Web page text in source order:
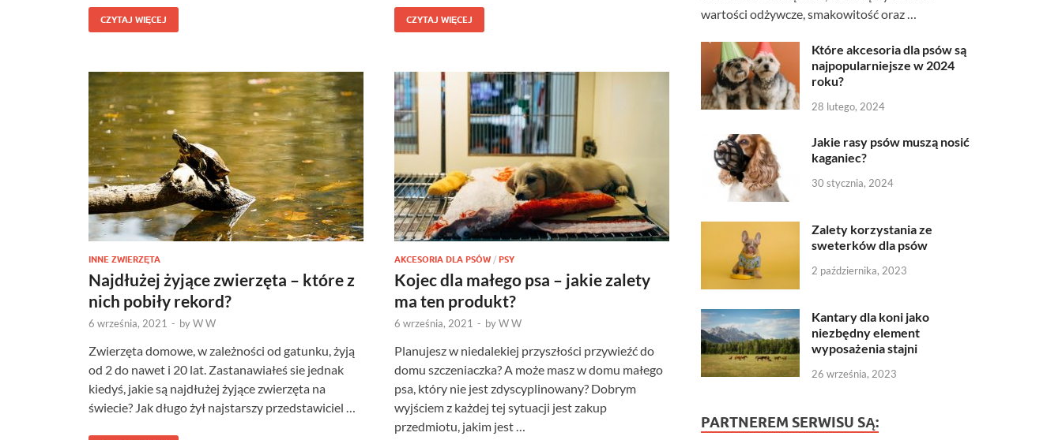
CZYTAJ WIĘCEJ CZYTAJ WIĘCEJ
INNE ZWIERZĘTA
Najdłużej żyjące zwierzęta – które z
nich pobiły rekord?
6 września, 2021 - byW W
Zwierzęta domowe, w zależności od gatunku, żyją
od 2 do nawet i 20 lat. Zastanawiałeś sie jednak
kiedyś, jakie są najdłużej żyjące zwierzęta na
świecie? Jak długo żył najstarszy przedstawiciel …
AKCESORIA DLA PSÓW / PSY
Kojec dla małego psa – jakie zalety
ma ten produkt?
6 września, 2021 - byW W
Planujesz w niedalekiej przyszłości przywieźć do
domu szczeniaczka? A może masz w domu małego
psa, który nie jest zdyscyplinowany? Dobrym
wyjściem z każdej tej sytuacji jest zakup
przedmiotu, jakim jest …
wartości odżywcze, smakowitość oraz …
Które akcesoria dla psów są
najpopularniejsze w 2024
roku?
28 lutego, 2024
Jakie rasy psów muszą nosić
kaganiec?
30 stycznia, 2024
Zalety korzystania ze
sweterków dla psów
2 października, 2023
Kantary dla koni jako
niezbędny element
wyposażenia stajni
26 września, 2023
PARTNEREM SERWISU SĄ: